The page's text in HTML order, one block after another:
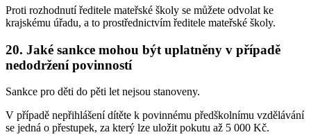
Proti rozhodnutí ředitele mateřské školy se můžete odvolat ke
krajskému úřadu, a to prostřednictvím ředitele mateřské školy.
20. Jaké sankce mohou být uplatněny v případě
nedodržení povinností
Sankce pro děti do pěti let nejsou stanoveny.
V případě nepřihlášení dítěte k povinnému předškolnímu vzdělávání
se jedná o přestupek, za který lze uložit pokutu až 5 000 Kč.